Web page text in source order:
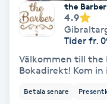
Mixfransar
Nagelförlängning
Nagelförlängning
the
4.9
Tider fr.
Välkommen till the
Betala senare